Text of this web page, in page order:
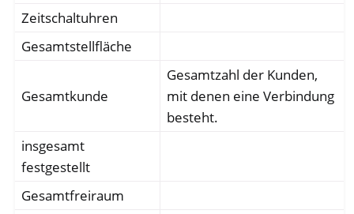
Zeitschaltuhren
Gesamtstellfläche
Gesamtkunde
Gesamtzahl der Kunden,
mit denen eine Verbindung
besteht.
insgesamt
festgestellt
Gesamtfreiraum